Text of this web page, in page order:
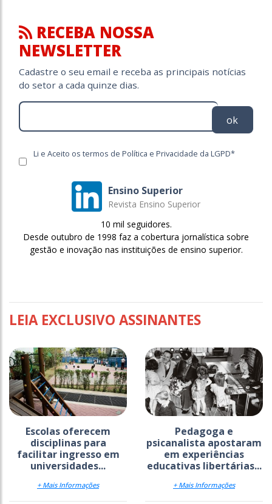
RECEBA NOSSA
NEWSLETTER
Cadastre o seu email e receba as principais notícias
do setor a cada quinze dias.
ok
Li e Aceito os termos de Política e Privacidade da LGPD*
Ensino Superior
Revista Ensino Superior
10 mil seguidores.
Desde outubro de 1998 faz a cobertura jornalística sobre
gestão e inovação nas instituições de ensino superior.
LEIA EXCLUSIVO ASSINANTES
Escolas oferecem
disciplinas para
facilitar ingresso em
universidades...
+ Mais Informações
Pedagoga e
psicanalista apostaram
em experiências
educativas libertárias...
+ Mais Informações